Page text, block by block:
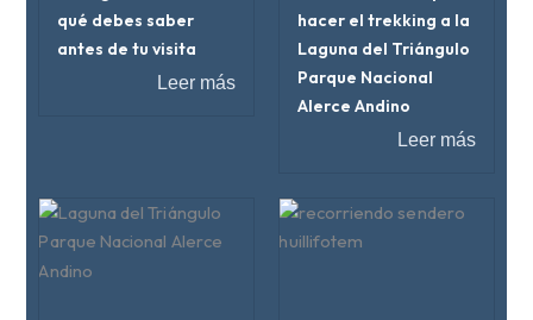
qué debes saber
antes de tu visita
Leer más
hacer el trekking a la
Laguna del Triángulo
Parque Nacional
Alerce Andino
Leer más